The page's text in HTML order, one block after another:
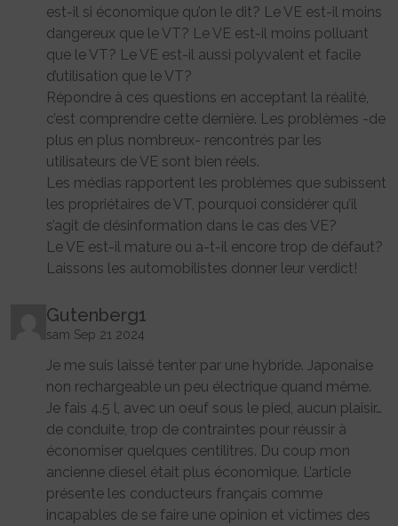
est-il si économique qu’on le dit? Le VE est-il moins
dangereux que le VT? Le VE est-il moins polluant
que le VT? Le VE est-il aussi polyvalent et facile
d’utilisation que le VT?
Répondre à ces questions en acceptant la réalité,
c’est comprendre cette dernière. Les problèmes -de
plus en plus nombreux- rencontrés par les
utilisateurs de VE sont bien réels.
Les médias rapportent les problèmes que subissent
les propriétaires de VT, pourquoi considérer qu’il
s’agit de désinformation dans le cas des VE?
Le VE est-il mature ou a-t-il encore trop de défaut?
Laissons les automobilistes donner leur verdict!
Gutenberg1
sam Sep 21 2024
Je me suis laissé tenter par une hybride. Japonaise
non rechargeable un peu électrique quand même.
Je fais 4.5 l, avec un oeuf sous le pied, aucun plaisir…
de conduite, trop de contraintes pour réussir à
économiser quelques centilitres. Du coup mon
ancienne diesel était plus économique. L’article
présente les conducteurs français comme
incapables de se faire une opinion et victimes des